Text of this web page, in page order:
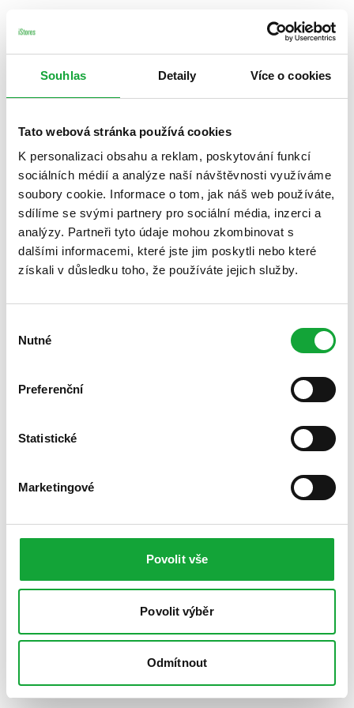
Souhlas Detaily Více o cookies
Tato webová stránka používá cookies
K personalizaci obsahu a reklam, poskytování funkcí
sociálních médií a analýze naší návštěvnosti využíváme
soubory cookie. Informace o tom, jak náš web používáte,
sdílíme se svými partnery pro sociální média, inzerci a
analýzy. Partneři tyto údaje mohou zkombinovat s
dalšími informacemi, které jste jim poskytli nebo které
získali v důsledku toho, že používáte jejich služby.
souhlasu
Nutné
Preferenční
Statistické
Marketingové
Povolit vše
Povolit výběr
Odmítnout